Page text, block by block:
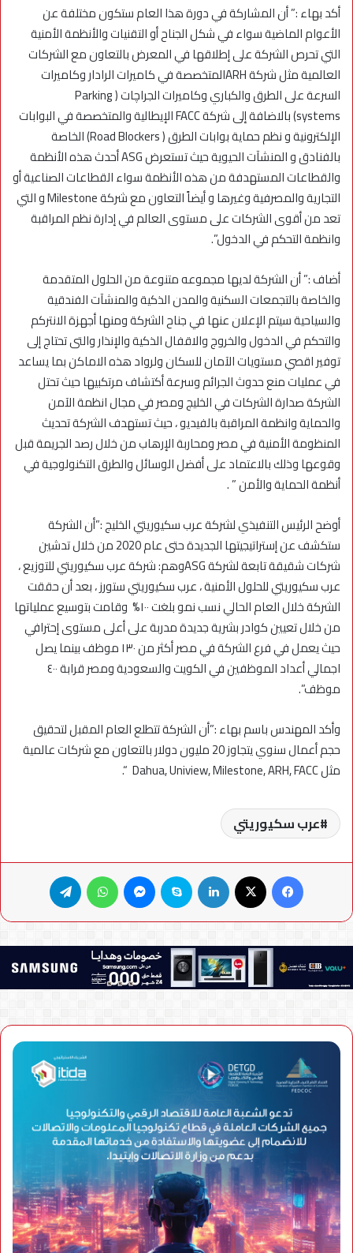
أكد بهاء :” أن المشاركة في دورة هذا العام ستكون مختلفة عن
الأعوام الماضية سواء في شكل الجناح أو التقنيات والأنظمة الأمنية
التي تحرص الشركة على إطلاقها في المعرض بالتعاون مع الشركات
العالمية مثل شركة ARHالمتخصصة في كاميرات الرادار وكاميرات
السرعة على الطرق والكباري وكاميرات الجراچات ( Parking
systems) بالاضافة إلى شركة FACC الإيطالية والمتخصصة في البوابات
الإلكترونية و نظم حماية بوابات الطرق ( Road Blockers) الخاصة
بالفنادق و المنشآت الحيوية حيث تستعرض ASG أحدث هذه الأنظمة
والقطاعات المستهدفة من هذه الأنظمة سواء القطاعات الصناعية أو
التجارية والمصرفية وغيرها و أيضاً التعاون مع شركة Milestone و التي
تعد من أقوى الشركات على مستوى العالم في إدارة نظم المراقبة
وانظمة التحكم في الدخول”.
أضاف :” أن الشركة لديها مجموعه متنوعة من الحلول المتقدمة
والخاصة بالتجمعات السكنية والمدن الذكية والمنشآت الفندقية
والسياحية سيتم الإعلان عنها في جناح الشركة ومنها أجهزة الانتركم
والتحكم في الدخول والخروج والاقفال الذكية والإنذار والتى تحتاج إلى
توفير اقصي مستويات الآمان للسكان ولرواد هذه الاماكن بما يساعد
في عمليات منع حدوث الجرائم وسرعة أكتشاف مرتكبيها حيث تحتل
الشركة صدارة الشركات في الخليج ومصر في مجال انظمة الآمن
والحماية وانظمة المراقبة بالفيديو ، حيث تستهدف الشركة تحديث
المنظومة الأمنية في مصر ومحاربة الإرهاب من خلال رصد الجريمة قبل
وقوعها وذلك بالاعتماد على أفضل الوسائل والطرق التكنولوجية في
أنظمة الحماية والأمن ” .
أوضح الرئيس التنفيذي لشركة عرب سكيوريتي الخليج :”أن الشركة
ستكشف عن إستراتيجيتها الجديدة حتى عام 2020 من خلال تدشين
شركات شقيقة تابعة لشركة ASGوهم: شركة عرب سكيوريتي للتوزيع ،
عرب سكيوريتي للحلول الأمنية ، عرب سكيوريتي ستورز ، بعد أن حققت
الشركة خلال العام الحالي نسب نمو بلغت ١٠٠% وقامت بتوسيع عملياتها
من خلال تعيين كوادر بشرية جديدة مدربة على أعلى مستوى إحترافي
حيث يعمل في فرع الشركة في مصر أكثر من ١٣٠ موظف بينما يصل
اجمالي أعداد الموظفين في الكويت والسعودية ومصر قرابة ٤٠٠
موظف”.
وأكد المهندس باسم بهاء :”أن الشركة تتطلع العام المقبل لتحقيق
حجم أعمال سنوي يتجاوز 20 مليون دولار بالتعاون مع شركات عالمية
مثل Dahua, Uniview, Milestone, ARH, FACC “.
عرب سكيوريتي
فيسبوك لينكدإن سكايب ماسنجر واتساب